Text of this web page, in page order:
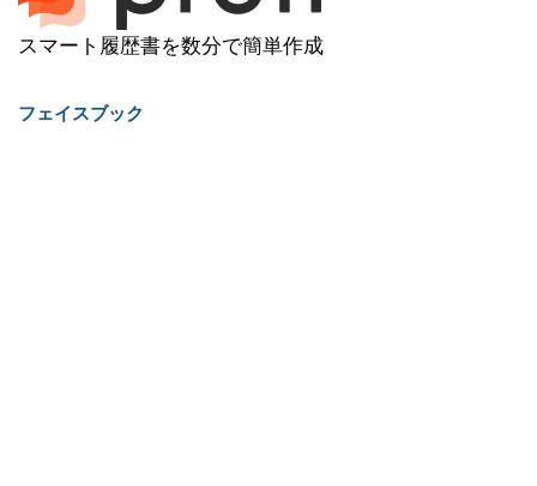
スマート履歴書を数分で簡単作成
フェイスブック